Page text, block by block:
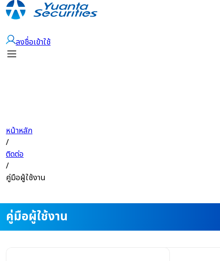
ลงชื่อเข้าใช้
หน้าหลัก
/
ติดต่อ
/
คู่มือผู้ใช้งาน
คู่มือผู้ใช้งาน